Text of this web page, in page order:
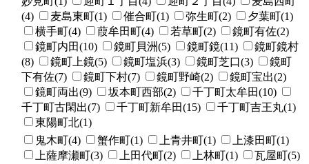
(4)
麦島東町(1) 催合町(1) 弥生町(2)
夕葉町(1)
横手町(4)
葭牟田町(4) 若草町(2)
鏡町有佐(2)
鏡町内田(10)
鏡町貝洲(5) 鏡町鏡(11)
鏡町鏡村
(8)
鏡町上鏡(5) 鏡町塩浜(3) 鏡町芝口(3)
鏡町
下有佐(7)
鏡町下村(7) 鏡町野崎(2)
鏡町宝出(2)
鏡町両出(9)
坂本町西部(2)
千丁町太牟田(10)
千丁町古閑出(7)
千丁町新牟田(15)
千丁町吉王丸(1)
東陽町北(1)
鬼木町(4) 蟹作町(1) 上青井町(1)
上漆田町(1)
上薩摩瀬町(3)
上田代町(2) 上林町(1)
瓦屋町(5)